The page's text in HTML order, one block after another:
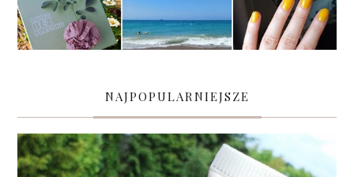
NAJPOPULARNIEJSZE